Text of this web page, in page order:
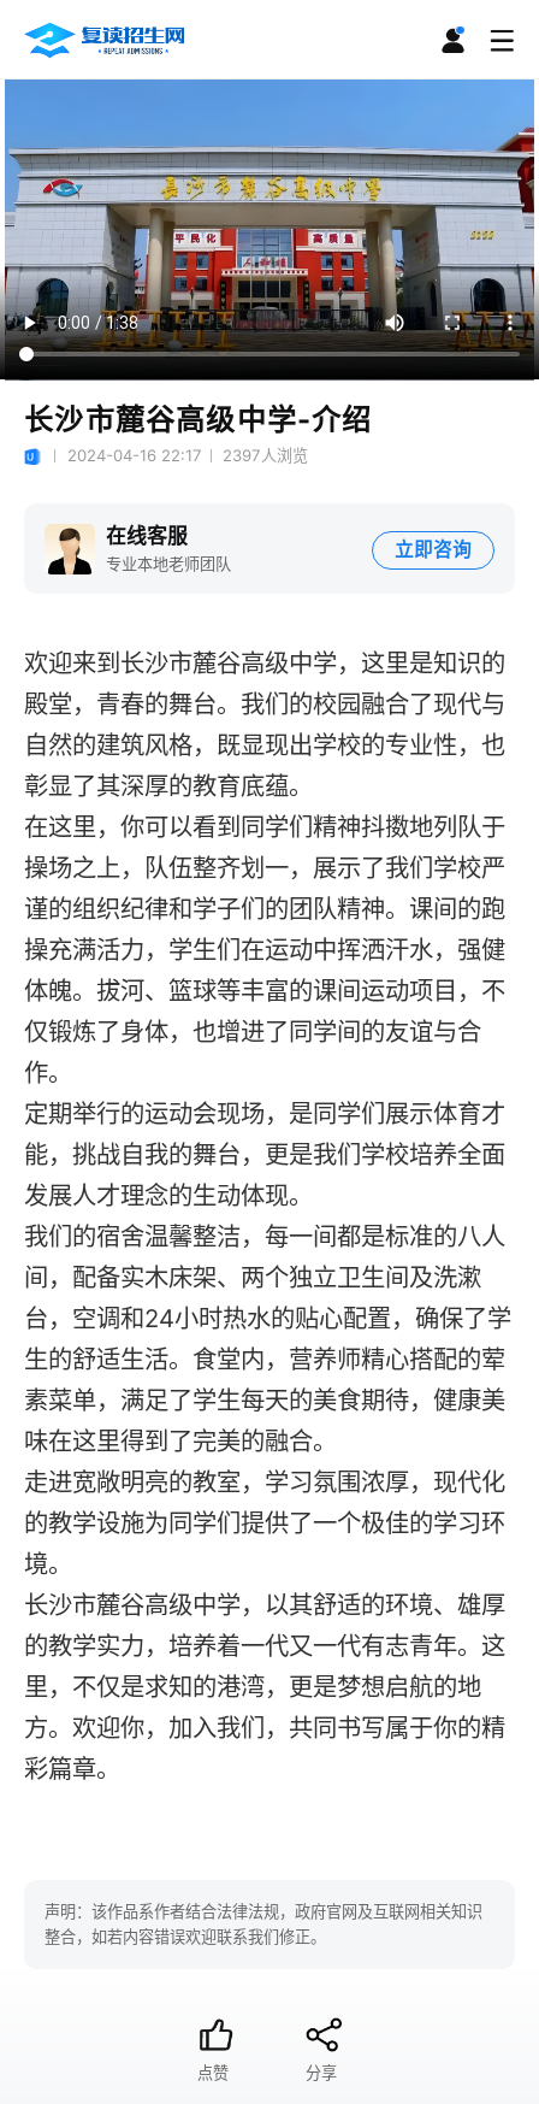
长沙市麓谷高级中学-介绍
2024-04-16 22:17 2397 人浏览
在线客服
专业本地老师团队
立即咨询
欢迎来到长沙市麓谷高级中学，这里是知识的
殿堂，青春的舞台。我们的校园融合了现代与
自然的建筑风格，既显现出学校的专业性，也
彰显了其深厚的教育底蕴。
在这里，你可以看到同学们精神抖擞地列队于
操场之上，队伍整齐划一，展示了我们学校严
谨的组织纪律和学子们的团队精神。课间的跑
操充满活力，学生们在运动中挥洒汗水，强健
体魄。拔河、篮球等丰富的课间运动项目，不
仅锻炼了身体，也增进了同学间的友谊与合
作。
定期举行的运动会现场，是同学们展示体育才
能，挑战自我的舞台，更是我们学校培养全面
发展人才理念的生动体现。
我们的宿舍温馨整洁，每一间都是标准的八人
间，配备实木床架、两个独立卫生间及洗漱
台，空调和24小时热水的贴心配置，确保了学
生的舒适生活。食堂内，营养师精心搭配的荤
素菜单，满足了学生每天的美食期待，健康美
味在这里得到了完美的融合。
走进宽敞明亮的教室，学习氛围浓厚，现代化
的教学设施为同学们提供了一个极佳的学习环
境。
长沙市麓谷高级中学，以其舒适的环境、雄厚
的教学实力，培养着一代又一代有志青年。这
里，不仅是求知的港湾，更是梦想启航的地
方。欢迎你，加入我们，共同书写属于你的精
彩篇章。
声明：该作品系作者结合法律法规，政府官网及互联网相关知识
整合，如若内容错误欢迎联系我们修正。
点赞 分享